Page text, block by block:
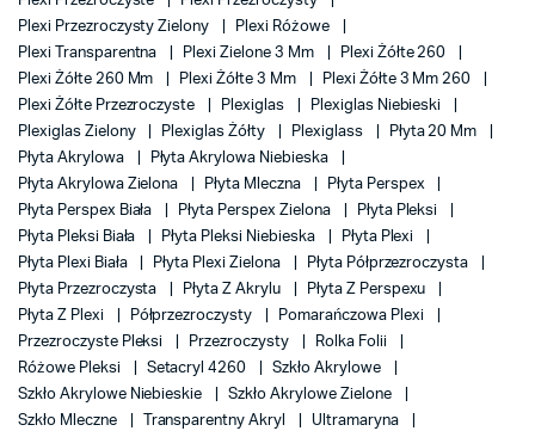
Plexi Przezroczysty Zielony
Plexi Różowe
Plexi Transparentna
Plexi Zielone 3 Mm
Plexi Żółte 260
Plexi Żółte 260 Mm
Plexi Żółte 3 Mm
Plexi Żółte 3 Mm 260
Plexi Żółte Przezroczyste
Plexiglas
Plexiglas Niebieski
Plexiglas Zielony
Plexiglas Żółty Plexiglass
Płyta 20 Mm
Płyta Akrylowa
Płyta Akrylowa Niebieska
Płyta Akrylowa Zielona
Płyta Mleczna
Płyta Perspex
Płyta Perspex Biała
Płyta Perspex Zielona
Płyta Pleksi
Płyta Pleksi Biała
Płyta Pleksi Niebieska
Płyta Plexi
Płyta Plexi Biała
Płyta Plexi Zielona
Płyta Półprzezroczysta
Płyta Przezroczysta
Płyta Z Akrylu
Płyta Z Perspexu
Płyta Z Plexi
Półprzezroczysty
Pomarańczowa Plexi
Przezroczyste Pleksi
Przezroczysty
Rolka Folii
Różowe Pleksi
Setacryl 4260
Szkło Akrylowe
Szkło Akrylowe Niebieskie
Szkło Akrylowe Zielone
Szkło Mleczne
Transparentny Akryl Ultramaryna